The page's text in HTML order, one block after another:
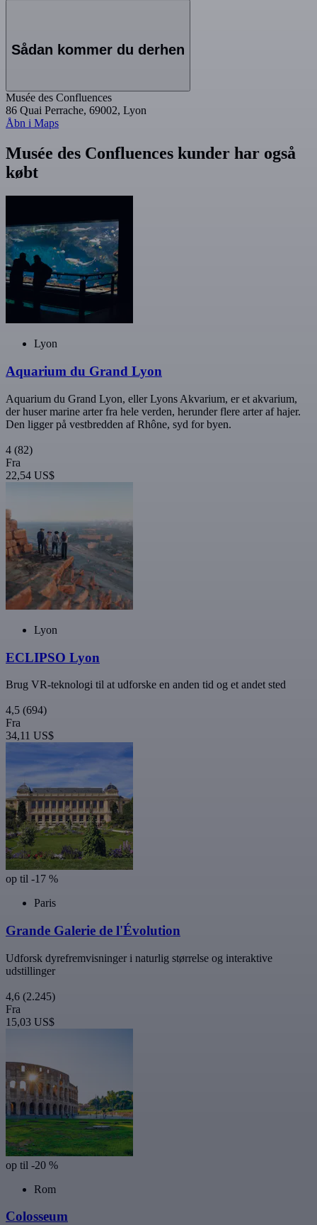
Sådan kommer du derhen
Musée des Confluences
86 Quai Perrache, 69002, Lyon
Åbn i Maps
Musée des Confluences kunder har også
købt
Lyon
Aquarium du Grand Lyon
Aquarium du Grand Lyon, eller Lyons Akvarium, er et akvarium,
der huser marine arter fra hele verden, herunder flere arter af hajer.
Den ligger på vestbredden af Rhône, syd for byen.
4 (82)
Fra
22,54 US$
Lyon
ECLIPSO Lyon
Brug VR-teknologi til at udforske en anden tid og et andet sted
4,5 (694)
Fra
34,11 US$
op til -17 %
Paris
Grande Galerie de l'Évolution
Udforsk dyrefremvisninger i naturlig størrelse og interaktive
udstillinger
4,6 (2.245)
Fra
15,03 US$
op til -20 %
Rom
Colosseum